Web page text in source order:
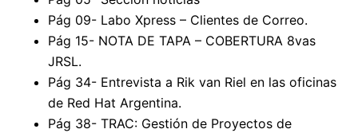
Pág 09- Labo Xpress – Clientes de Correo.
Pág 15- NOTA DE TAPA – COBERTURA 8vas
JRSL.
Pág 34- Entrevista a Rik van Riel en las oficinas
de Red Hat Argentina.
Pág 38- TRAC: Gestión de Proyectos de